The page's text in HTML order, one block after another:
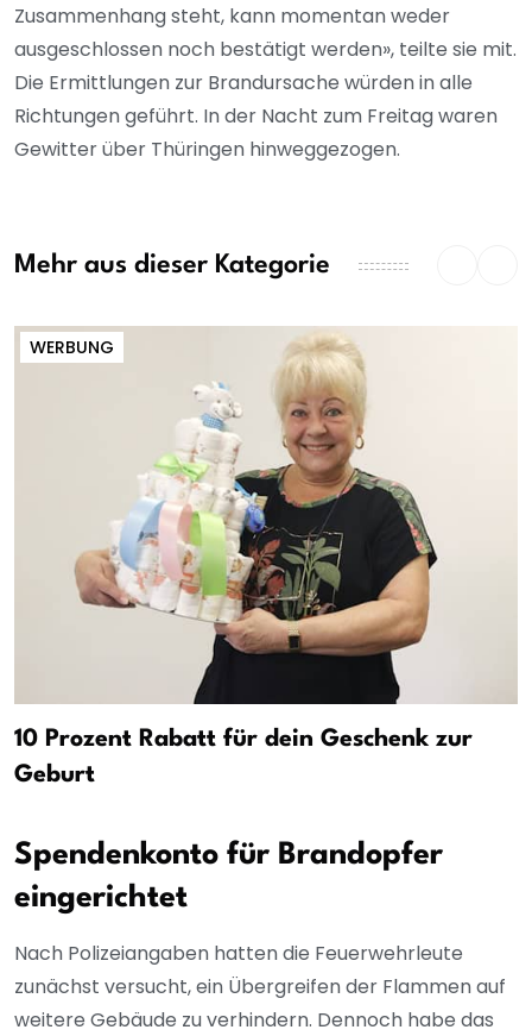
Zusammenhang steht, kann momentan weder
ausgeschlossen noch bestätigt werden», teilte sie mit.
Die Ermittlungen zur Brandursache würden in alle
Richtungen geführt. In der Nacht zum Freitag waren
Gewitter über Thüringen hinweggezogen.
Mehr aus dieser Kategorie
WERBUNG
10 Prozent Rabatt für dein Geschenk zur
Geburt
Spendenkonto für Brandopfer
eingerichtet
Nach Polizeiangaben hatten die Feuerwehrleute
zunächst versucht, ein Übergreifen der Flammen auf
weitere Gebäude zu verhindern. Dennoch habe das